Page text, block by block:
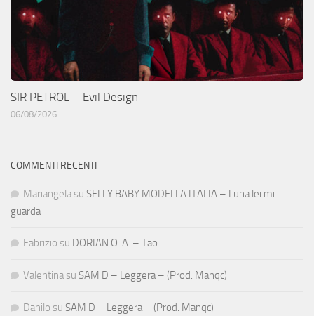
SIR PETROL – Evil Design
06/08/2026
COMMENTI RECENTI
Mariangela su SELLY BABY MODELLA ITALIA – Luna lei mi
guarda
Fabrizio su DORIAN O. A. – Tao
Valentina su SAM D – Leggera – (Prod. Manqc)
Danilo su SAM D – Leggera – (Prod. Manqc)